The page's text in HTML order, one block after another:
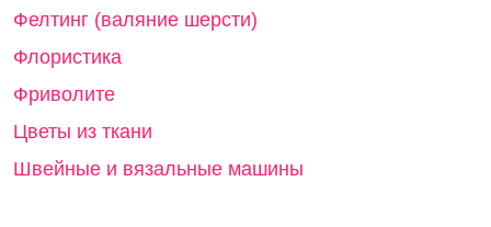
Фелтинг (валяние шерсти)
Флористика
Фриволите
Цветы из ткани
Швейные и вязальные машины